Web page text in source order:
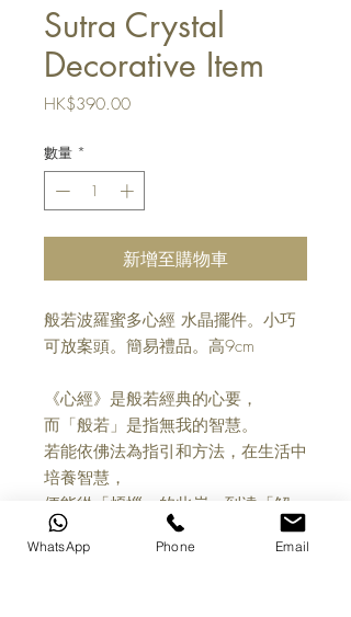
Sutra Crystal
Decorative Item
HK$390.00價
數量 *
新增至購物車
般若波羅蜜多心經 水晶擺件。小巧
可放案頭。簡易禮品。高9cm
《心經》是般若經典的心要，
而「般若」是指無我的智慧。
若能依佛法為指引和方法，在生活中
培養智慧，
便能從「煩惱」的此岸，到達「解
脫」的彼岸。
WhatsApp Phone Email